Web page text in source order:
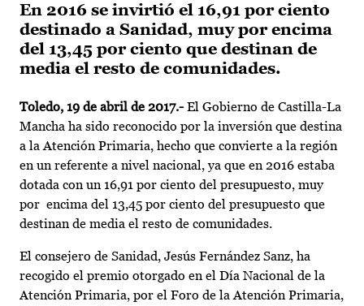
En 2016 se invirtió el 16,91 por ciento
destinado a Sanidad, muy por encima
del 13,45 por ciento que destinan de
media el resto de comunidades.
Toledo, 19 de abril de 2017.- El Gobierno de Castilla-La
Mancha ha sido reconocido por la inversión que destina
a la Atención Primaria, hecho que convierte a la región
en un referente a nivel nacional, ya que en 2016 estaba
dotada con un 16,91 por ciento del presupuesto, muy
por encima del 13,45 por ciento del presupuesto que
destinan de media el resto de comunidades.
El consejero de Sanidad, Jesús Fernández Sanz, ha
recogido el premio otorgado en el Día Nacional de la
Atención Primaria, por el Foro de la Atención Primaria,